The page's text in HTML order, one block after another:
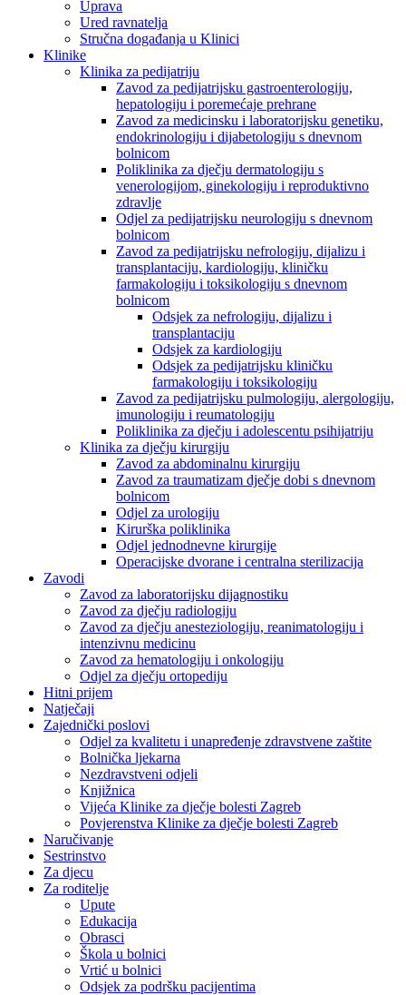
Uprava
Ured ravnatelja
Stručna događanja u Klinici
Klinike
Klinika za pedijatriju
Zavod za pedijatrijsku gastroenterologiju,
hepatologiju i poremećaje prehrane
Zavod za medicinsku i laboratorijsku genetiku,
endokrinologiju i dijabetologiju s dnevnom
bolnicom
Poliklinika za dječju dermatologiju s
venerologijom, ginekologiju i reproduktivno
zdravlje
Odjel za pedijatrijsku neurologiju s dnevnom
bolnicom
Zavod za pedijatrijsku nefrologiju, dijalizu i
transplantaciju, kardiologiju, kliničku
farmakologiju i toksikologiju s dnevnom
bolnicom
Odsjek za nefrologiju, dijalizu i
transplantaciju
Odsjek za kardiologiju
Odsjek za pedijatrijsku kliničku
farmakologiju i toksikologiju
Zavod za pedijatrijsku pulmologiju, alergologiju,
imunologiju i reumatologiju
Poliklinika za dječju i adolescentu psihijatriju
Klinika za dječju kirurgiju
Zavod za abdominalnu kirurgiju
Zavod za traumatizam dječje dobi s dnevnom
bolnicom
Odjel za urologiju
Kirurška poliklinika
Odjel jednodnevne kirurgije
Operacijske dvorane i centralna sterilizacija
Zavodi
Zavod za laboratorijsku dijagnostiku
Zavod za dječju radiologiju
Zavod za dječju anesteziologiju, reanimatologiju i
intenzivnu medicinu
Zavod za hematologiju i onkologiju
Odjel za dječju ortopediju
Hitni prijem
Natječaji
Zajednički poslovi
Odjel za kvalitetu i unapređenje zdravstvene zaštite
Bolnička ljekarna
Nezdravstveni odjeli
Knjižnica
Vijeća Klinike za dječje bolesti Zagreb
Povjerenstva Klinike za dječje bolesti Zagreb
Naručivanje
Sestrinstvo
Za djecu
Za roditelje
Upute
Edukacija
Obrasci
Škola u bolnici
Vrtić u bolnici
Odsjek za podršku pacijentima